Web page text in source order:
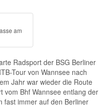
am
Radsport der BSG Berliner
Tour von Wannsee nach
Jahr war wieder die Route
vom Bhf Wannsee entlang der
fast immer auf den Berliner